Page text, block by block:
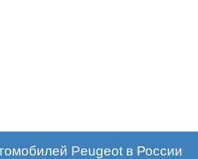
Peugeot в России